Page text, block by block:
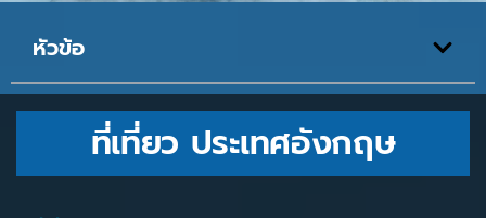
หัวข้อ
ที่เที่ยว ประเทศอังกฤษ